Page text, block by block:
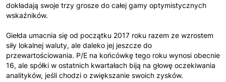
dokładają swoje trzy grosze do całej gamy optymistycznych
wskaźników.
Giełda umacnia się od początku 2017 roku razem ze wzrostem
siły lokalnej waluty, ale daleko jej jeszcze do
przewartościowania. P/E na końcówkę tego roku wynosi obecnie
16, ale spółki w ostatnich kwartałach biją na głowę oczekiwania
analityków, jeśli chodzi o zwiększanie swoich zysków.